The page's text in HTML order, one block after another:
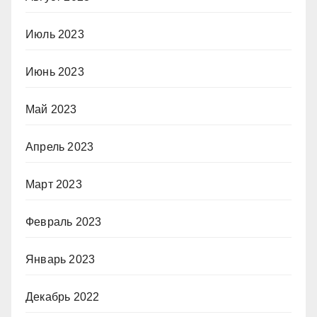
Июль 2023
Июнь 2023
Май 2023
Апрель 2023
Март 2023
Февраль 2023
Январь 2023
Декабрь 2022